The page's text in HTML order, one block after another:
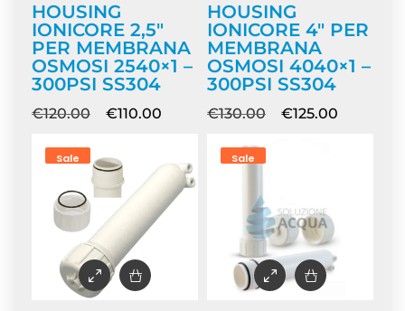
HOUSING
IONICORE 2,5″
PER MEMBRANA
OSMOSI 2540×1 –
300PSI SS304
€120.00 €110.00
HOUSING
IONICORE 4″ PER
MEMBRANA
OSMOSI 4040×1 –
300PSI SS304
€130.00 €125.00
Sale Sale